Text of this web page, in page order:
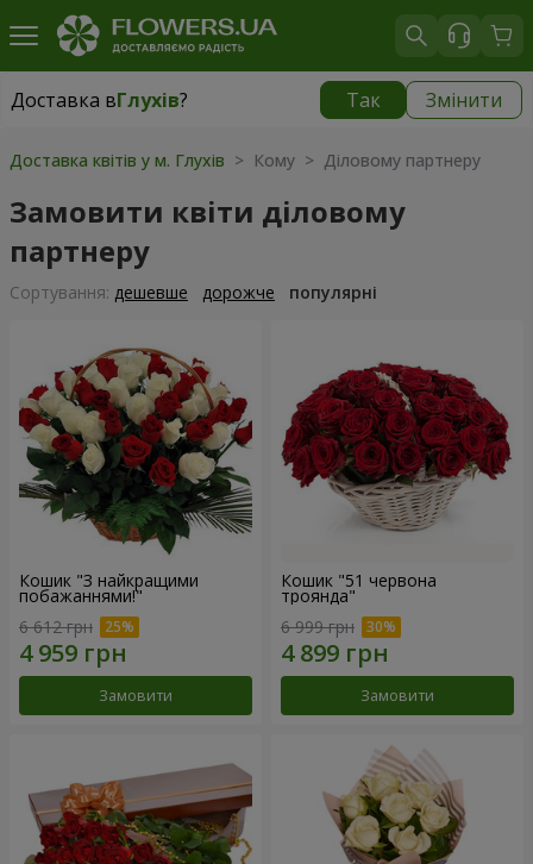
Доставка вГлухів? Так Змінити
Доставка вГлухів|
Доставка квітів у м. Глухів > Кому > Діловому партнеру
Замовити квіти діловому
партнеру
Сортування: дешевше дорожче популярні
Кошик "З найкращими
побажаннями!"
6 612 грн
Замовити
Кошик "51 червона
троянда"
6 999 грн
Замовити